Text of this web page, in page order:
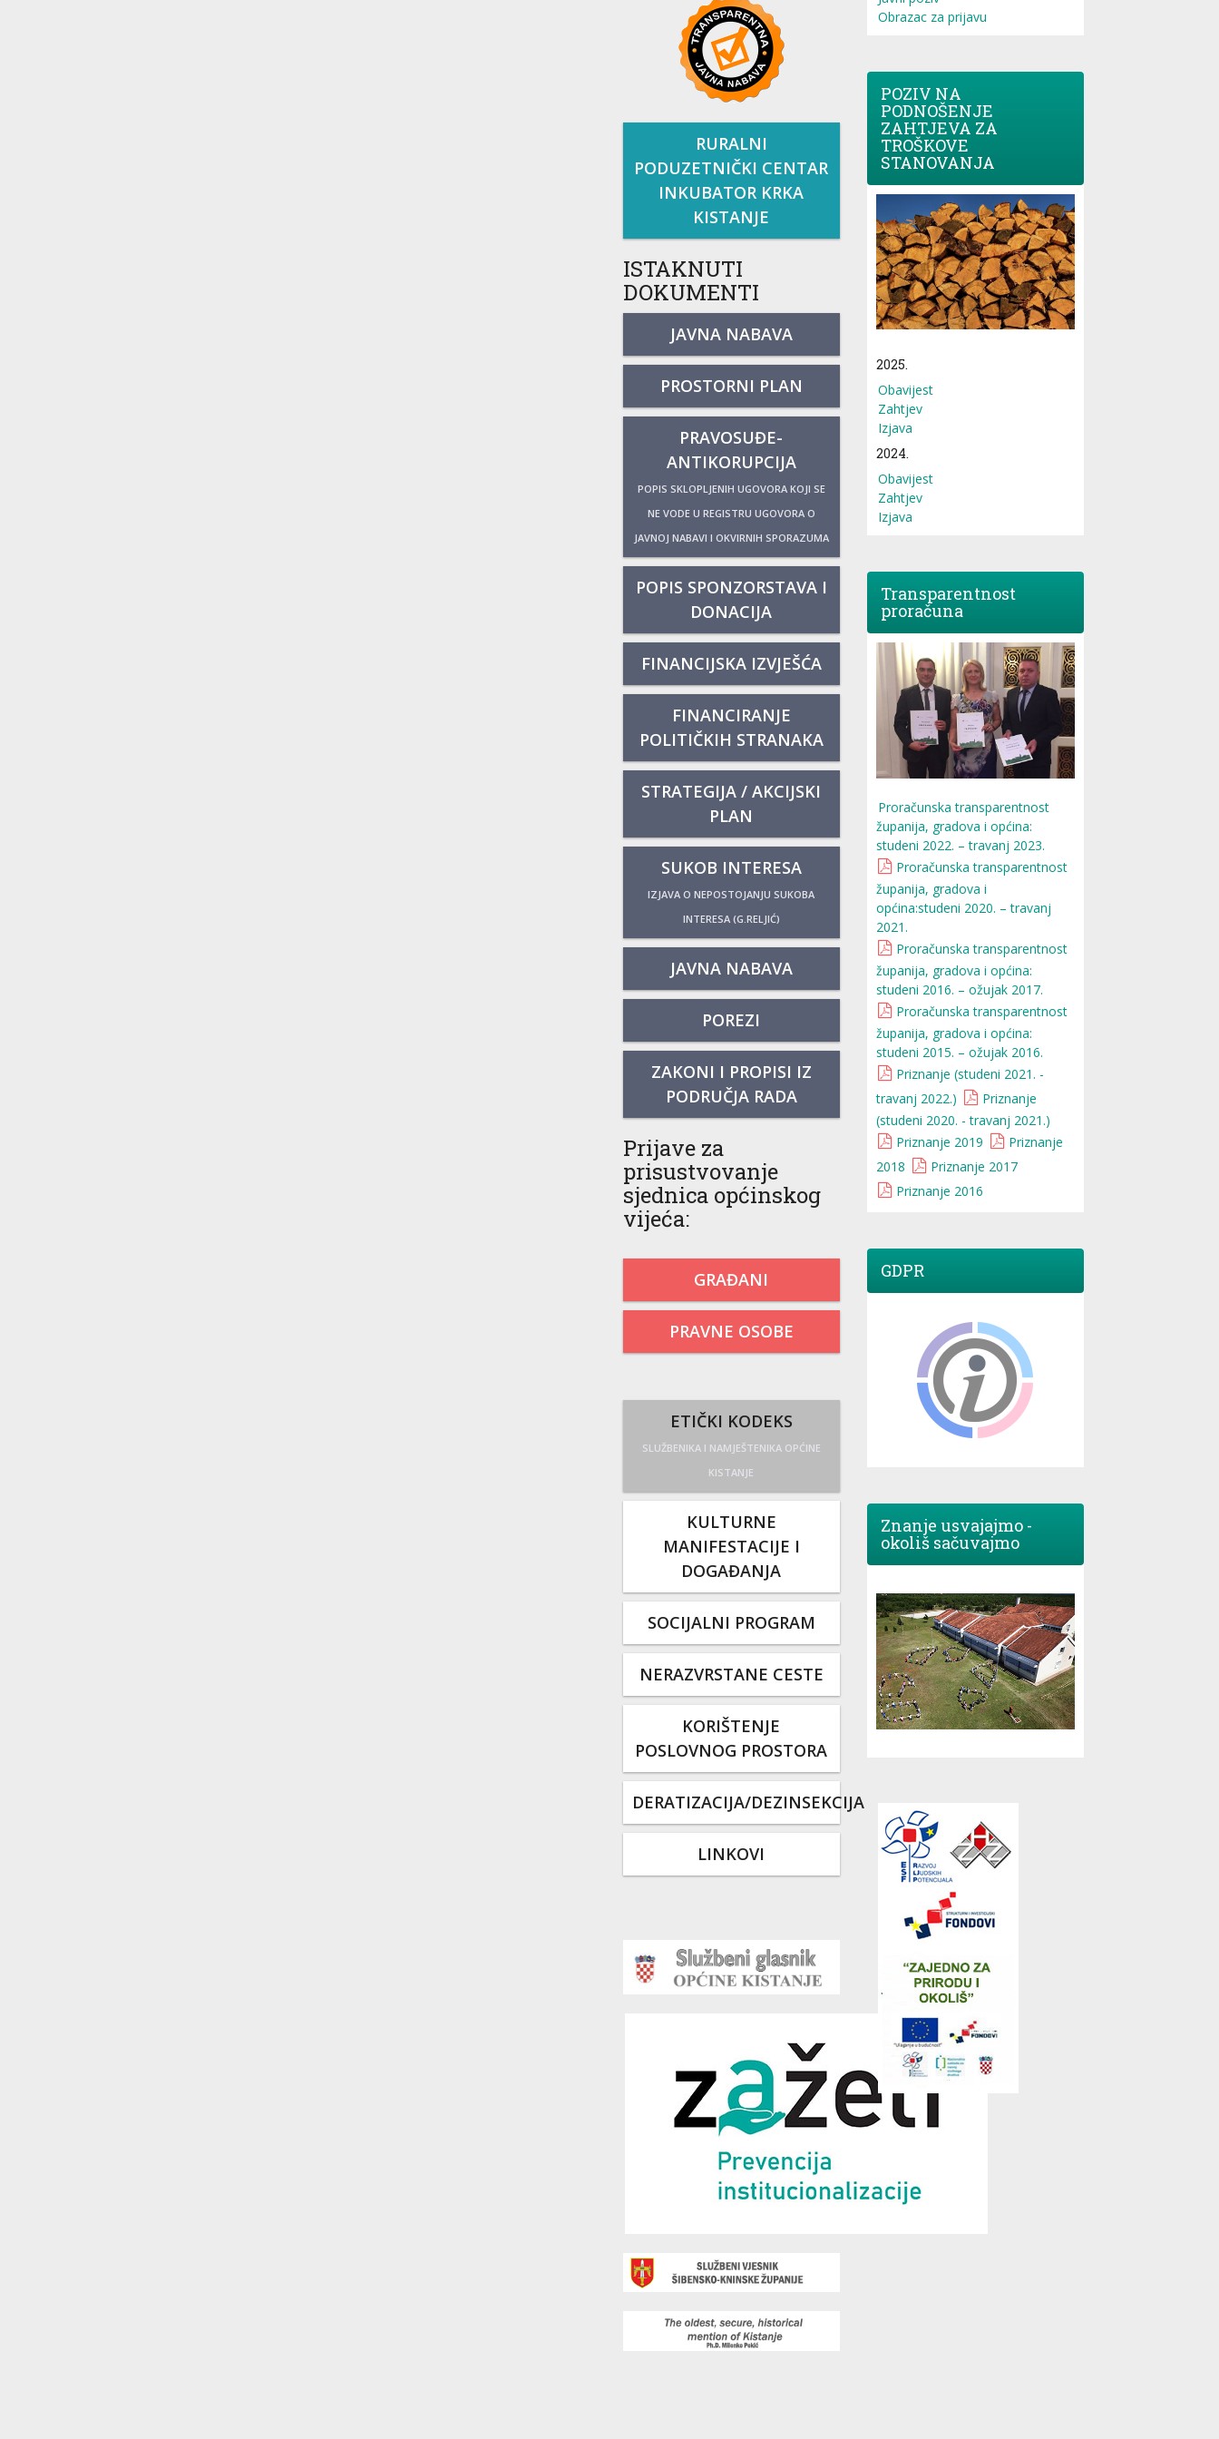
RURALNI
PODUZETNIČKI CENTAR
INKUBATOR KRKA
KISTANJE
ISTAKNUTI
DOKUMENTI
JAVNA NABAVA
PROSTORNI PLAN
PRAVOSUĐE-
ANTIKORUPCIJA
POPIS SKLOPLJENIH UGOVORA KOJI SE
NE VODE U REGISTRU UGOVORA O
JAVNOJ NABAVI I OKVIRNIH SPORAZUMA
POPIS SPONZORSTAVA I
DONACIJA
FINANCIJSKA IZVJEŠĆA
FINANCIRANJE
POLITIČKIH STRANAKA
STRATEGIJA / AKCIJSKI
PLAN
SUKOB INTERESA
IZJAVA O NEPOSTOJANJU SUKOBA
INTERESA (G.RELJIĆ)
JAVNA NABAVA
POREZI
ZAKONI I PROPISI IZ
PODRUČJA RADA
Prijave za
prisustvovanje
sjednica općinskog
vijeća:
GRAĐANI
PRAVNE OSOBE
ETIČKI KODEKS
SLUŽBENIKA I NAMJEŠTENIKA OPĆINE
KISTANJE
KULTURNE
MANIFESTACIJE I
DOGAĐANJA
SOCIJALNI PROGRAM
NERAZVRSTANE CESTE
KORIŠTENJE
POSLOVNOG PROSTORA
DERATIZACIJA/DEZINSEKCIJA
LINKOVI
Obrazac za prijavu
POZIV NA
PODNOŠENJE
ZAHTJEVA ZA
TROŠKOVE
STANOVANJA
2025.
Obavijest
Zahtjev
Izjava
2024.
Obavijest
Zahtjev
Izjava
Transparentnost
proračuna
Proračunska transparentnost
županija, gradova i općina:
studeni 2022. – travanj 2023.
Proračunska transparentnost
županija, gradova i
općina:studeni 2020. – travanj
2021.
Proračunska transparentnost
županija, gradova i općina:
studeni 2016. – ožujak 2017.
Proračunska transparentnost
županija, gradova i općina:
studeni 2015. – ožujak 2016.
Priznanje (studeni 2021. -
travanj 2022.)
Priznanje
(studeni 2020. - travanj 2021.)
Priznanje 2019
Priznanje
2018
Priznanje 2017
Priznanje 2016
GDPR
Znanje usvajajmo -
okoliš sačuvajmo